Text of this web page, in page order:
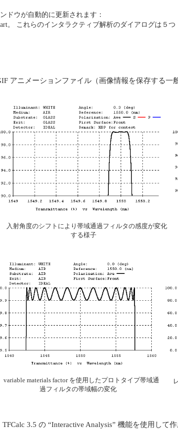
ドウが自動的に更新されます：
。 これらのインタラクティブ解析のダイアログは５つ
アニメーションファイル（画像情報を保存する一
入射角度のシフトにより帯域通過フィルタの感度が変化
する様子
variable materials factor を使用したプロトタイプ帯域通
過フィルタの帯域幅の変化
TFCalc 3.5 の “Interactive Analysis” 機能を使用して